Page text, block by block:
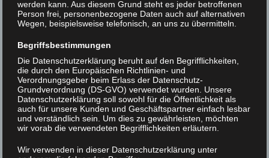
29.01.2009 >
werden kann. Aus diesem Grund steht es jeder betroffenen
Person frei, personenbezogene Daten auch auf alternativen
Wegen, beispielsweise telefonisch, an uns zu übermitteln.
Begriffsbestimmungen
Die Datenschutzerklärung beruht auf den Begrifflichkeiten,
die durch den Europäischen Richtlinien- und
Verordnungsgeber beim Erlass der Datenschutz-
Grundverordnung (DS-GVO) verwendet wurden. Unsere
Datenschutzerklärung soll sowohl für die Öffentlichkeit als
auch für unsere Kunden und Geschäftspartner einfach lesbar
und verständlich sein. Um dies zu gewährleisten, möchten
wir vorab die verwendeten Begrifflichkeiten erläutern.
Wir verwenden in dieser Datenschutzerklärung unter